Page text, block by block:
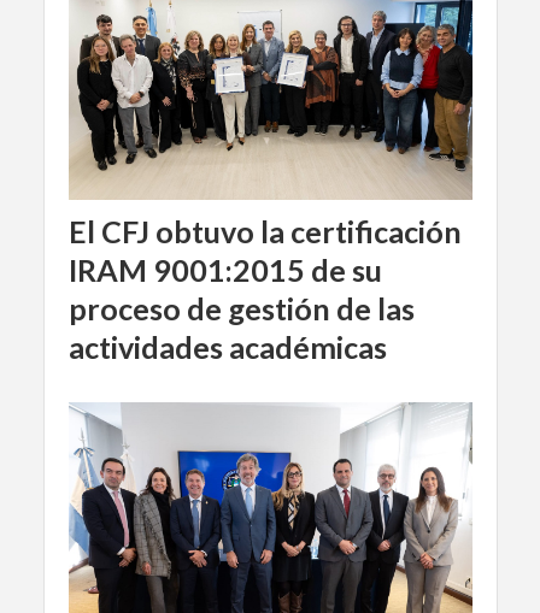
El CFJ obtuvo la certificación
IRAM 9001:2015 de su
proceso de gestión de las
actividades académicas